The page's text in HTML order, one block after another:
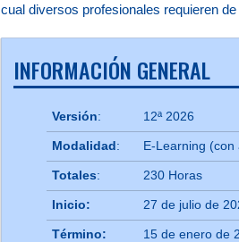
cual diversos profesionales requieren
INFORMACIÓN GENERAL
Versión: 12ª 2026
Modalidad: E-Learning (con
Totales: 230 Horas
Inicio: 27 de julio de
Término: 15 de enero de